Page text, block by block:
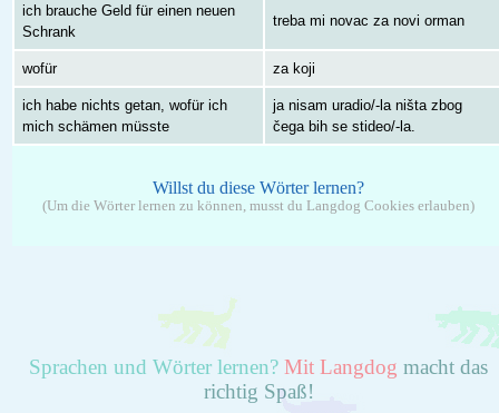
ich brauche Geld für einen neuen
Schrank
treba mi novac za novi orman
wofür za koji
ich habe nichts getan, wofür ich
mich schämen müsste
ja nisam uradio/-la ništa zbog
čega bih se stideo/-la.
Willst du diese Wörter lernen?
(Um die Wörter lernen zu können, musst du Langdog Cookies erlauben)
Sprachen und Wörter lernen? Mit Langdog macht das
richtig Spaß!